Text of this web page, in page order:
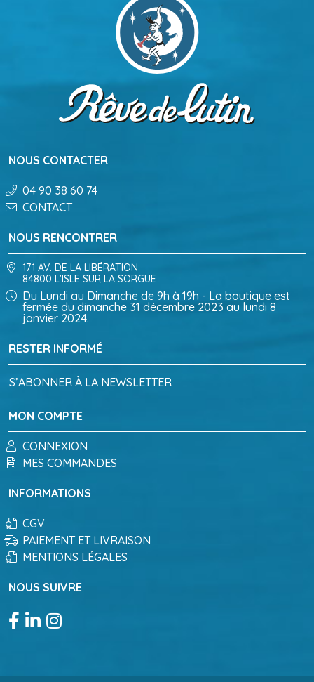
NOUS CONTACTER
04 90 38 60 74
CONTACT
RESTER INFORMÉ
S’ABONNER À LA NEWSLETTER
MON COMPTE
CONNEXION
MES COMMANDES
NOUS SUIVRE
NOUS RENCONTRER
171 AV. DE LA LIBÉRATION
84800 L'ISLE SUR LA SORGUE
Du Lundi au Dimanche de 9h à 19h - La boutique est
fermée du dimanche 31 décembre 2023 au lundi 8
janvier 2024.
INFORMATIONS
CGV
PAIEMENT ET LIVRAISON
MENTIONS LÉGALES